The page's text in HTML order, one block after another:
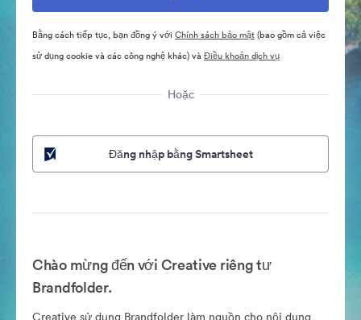
Bằng cách tiếp tục, bạn đồng ý với Chính sách bảo mật(bao gồm cả việc
sử dụng cookie và các công nghệ khác) và Điều khoản dịch vụ
Hoặc
Đăng nhập bằng Smartsheet
Chào mừng đến với Creative riêng tư
Brandfolder.
Creative sử dụng Brandfolder làm nguồn cho nội dung